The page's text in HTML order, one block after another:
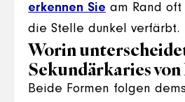
erkennen Sie am Rand oft
die Stelle dunkel verfärbt.
Worin
Sekundärkaries
Beide Formen folgen